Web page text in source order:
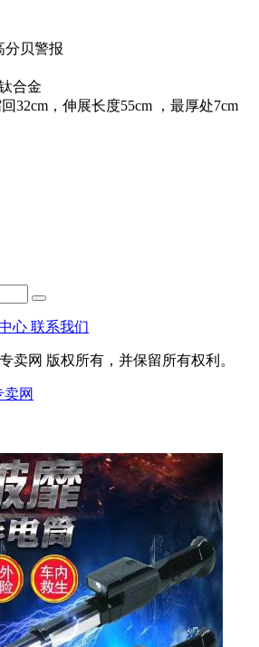
分贝警报
合金
32cm，伸展长度55cm ，最厚处7cm
心 联系我们
卖网 版权所有，并保留所有权利。
卖网